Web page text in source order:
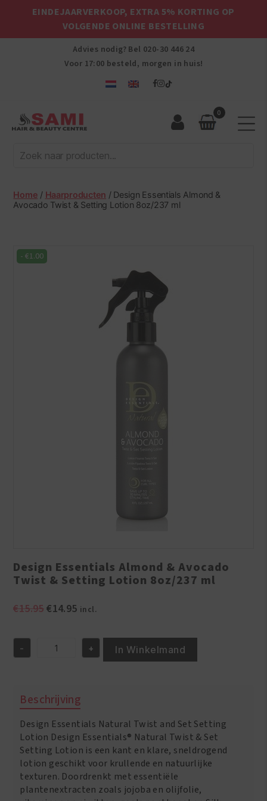
EINDEJAARVERKOOP, EXTRA 5% KORTING OP
VOLGENDE ONLINE BESTELLING
Advies nodig? Bel 020-30 446 24
Voor 17:00 besteld, morgen in huis!
Afro
Hair
Beauty
Centre
0
Home / Haarproducten / Design Essentials Almond &
Avocado Twist & Setting Lotion 8oz/237 ml
-€1.00
Design Essentials Almond & Avocado
Twist & Setting Lotion 8oz/237 ml
€15.95Oorspronkelijke
€15.95.
€14.95Huidige
is:
€14.95.
incl.
Design
Avocado
Twist
Setting
Lotion
8oz/237
ml
aantal
- + In Winkelmand
Beschrijving
Design Essentials Natural Twist and Set Setting
Lotion Design Essentials® Natural Twist & Set
Setting Lotion is een kant en klare, sneldrogend
lotion geschikt voor krullende en natuurlijke
texturen. Doordrenkt met essentiële
plantenextracten zoals jojoba en olijfolie,